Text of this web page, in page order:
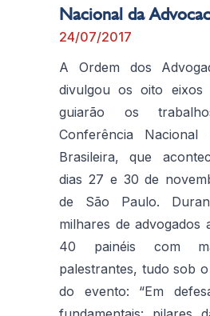
Nacional da
24/07/2017
A Ordem dos
divulgou os oito eixos
guiarão os
Conferência Nacional
Brasileira, que
dias 27 e 30 de
de São Paulo.
milhares de advogados
40 painéis com
palestrantes, tudo sob
do evento: “Em